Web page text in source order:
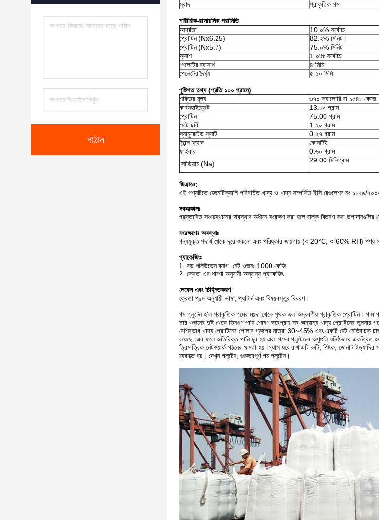
পাঠান
স্বাদ
প্রাকৃতিক গম
শারীরিক-রাসায়নিক পরামিতি
আর্দ্রতা
10.০% সর্বোচ্চ.
প্রোটিন (Nx6.25)
82.২% মিনিট।
প্রোটিন (Nx5.7)
75.০% মিনিট
অ্যাশ
1.০% সর্বোচ্চ.
পেলেটের ব্যাসার্ধ
৪ মিমি
পেলেটের দৈর্ঘ্য
৫-১০ মিমি
পুষ্টিগত তথ্য (প্রতি ১০০ গ্রামে)
শক্তির মূল্য
৩৭০ ক্যালোরি বা ১৫৪৮ কেজে
কার্বনহাইড্রেট
13.৮০ গ্রাম
প্রোটিন
75.00 গ্রাম
মোট চর্বি
1.২০ গ্রাম
স্যাচুরেটেড ফ্যাট
0.২৭ গ্রাম
ট্রান্স ফ্যাক
কোনটিই
ফাইবার
0.৬০ গ্রাম
সোডিয়াম (Na)
29.00 মিলিগ্রাম
জিএমও:
এই পণ্যটিতে জেনেটিক্যালি পরিবর্তিত খাদ্য ও খাদ্য সম্পর্কিত ইসি রেগুলেশন নং
সঞ্চয়কালঃ
প্রস্তাবিত সঞ্চয়স্থানের অবস্থার অধীনে সংরক্ষণ করা হলে বাল্ক বিতরণ করা উপাদানগুলির
সংরক্ষণের অবস্থাঃ
গন্ধযুক্ত পদার্থ থেকে দূরে শুকনো এবং পরিষ্কার জায়গায় (< 20°C, < 60% RH) পণ্য
প্যাকেজিংঃ
1. বড় পলিউভেন ব্যাগ. নেট ওজনঃ 1000 কেজি
2. ক্রেতা এর ধারণা অনুযায়ী অন্যান্য প্যাকেজিং.
লেবেল এবং চিহ্নিতকরণ
ক্রেতা পছন্দ অনুযায়ী ভাষা, প্যাটার্ন এবং বিষয়বস্তুর বিবরণ।
গম গ্লুটেন হ'ল প্রাকৃতিক গমের ময়দা থেকে পৃথক জল-অদ্রবণীয় প্রাকৃতিক প্রোটিন।
তার ওজনের দুই থেকে তিনগুণ পানি শোষণ করেপ্রায় সব অন্যান্য খাদ্য প্রোটিনের তুলনায়
বেশিরভাগ খাদ্য প্রোটিনের পোলার গ্রুপের মাত্রা 30~45% এবং একটি নেট নেতিবাচক
রয়েছে।এর ফলে অতিরিক্ত পানি দূর হয় এবং গমের গ্লুটেনের অণুগুলি ঘনিষ্ঠভাবে
ত্রিমাত্রিক নেটওয়ার্ক গঠনের ক্ষমতা হয়।গ্যাস ধরে রাখাএটি রুটি, পিষ্টক, ডোনাট
ব্যবহৃত হয়। দেখুন গ্লুটেন; গুরুত্বপূর্ণ গম গ্লুটেন।